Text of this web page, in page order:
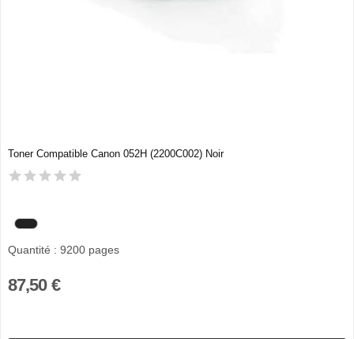
Toner Compatible Canon 052H (2200C002) Noir
Quantité : 9200 pages
87,50 €